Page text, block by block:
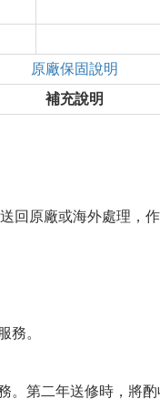
原廠保固說明
補充說明
回原廠或海外處理，
務。
。第二年送修時，將